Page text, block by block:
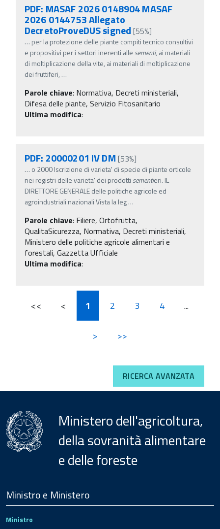
PDF: MASAF 2026 0148904 MASAF
2026 0144753 Allegato
DecretoProveDUS signed [55%]
… per la protezione delle piante compiti tecnico consultivi
e propositivi per i settori inerenti alle sementi, ai materiali
di moltiplicazione della vite, ai materiali di moltiplicazione
dei fruttiferi, …
Parole chiave: Normativa, Decreti ministeriali,
Difesa delle piante, Servizio Fitosanitario
Ultima modifica:
PDF: 20000201 IV DM [53%]
… o 2000 Iscrizione di varieta' di specie di piante orticole
nei registri delle varieta' dei prodotti sementieri. IL
DIRETTORE GENERALE delle politiche agricole ed
agroindustriali nazionali Vista la leg…
Parole chiave: Filiere, Ortofrutta,
QualitaSicurezza, Normativa, Decreti ministeriali,
Ministero delle politiche agricole alimentari e
forestali, Gazzetta Ufficiale
Ultima modifica:
<< < 1 2 3 4 ...
> >>
RICERCA AVANZATA
Ministero dell'agricoltura,
della sovranità alimentare
e delle foreste
Footer
Ministro e Ministero
Ministro